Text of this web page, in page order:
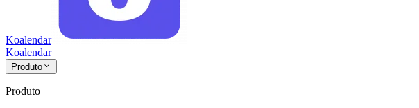
Koalendar
Koalendar
Produto
Produto